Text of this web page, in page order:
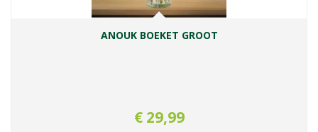
ANOUK BOEKET GROOT
€ 29,99